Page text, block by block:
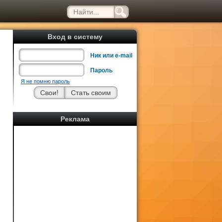
Вход в систему
Ник или e-mail
Пароль
Я не помню пароль
Реклама